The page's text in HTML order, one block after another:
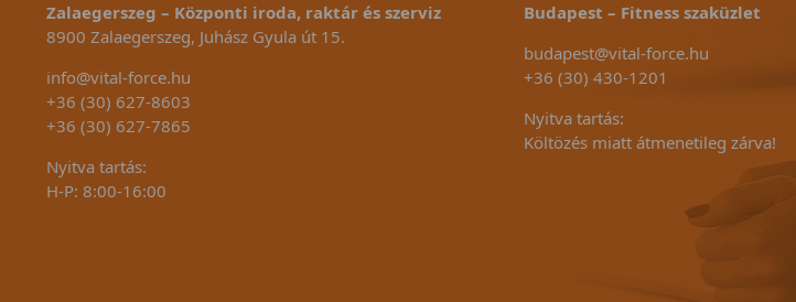
Zalaegerszeg – Központi iroda, raktár és szerviz
8900 Zalaegerszeg, Juhász Gyula út 15.
info@vital-force.hu
+36 (30) 627-8603
+36 (30) 627-7865
Nyitva tartás:
H-P: 8:00-16:00
Budapest – Fitness szaküzlet
budapest@vital-force.hu
+36 (30) 430-1201
Nyitva tartás:
Költözés miatt átmenetileg zárva!